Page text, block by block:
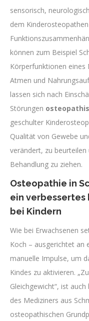
sensorisch,
dem
können zum Beispiel
Körperfunktionen eines
Atmen und
lassen sich nach
Störungen
geschulter
Qualität von Gewebe
verändert, zu
Behandlung zu ziehen.
Osteopathie in
ein
bei Kindern
Wie bei Erwachsenen
Koch – ausgerichtet an
manuelle Impulse, um
Kindes zu aktivieren.
Gleichgewicht“, ist
des Mediziners aus
osteopathischen